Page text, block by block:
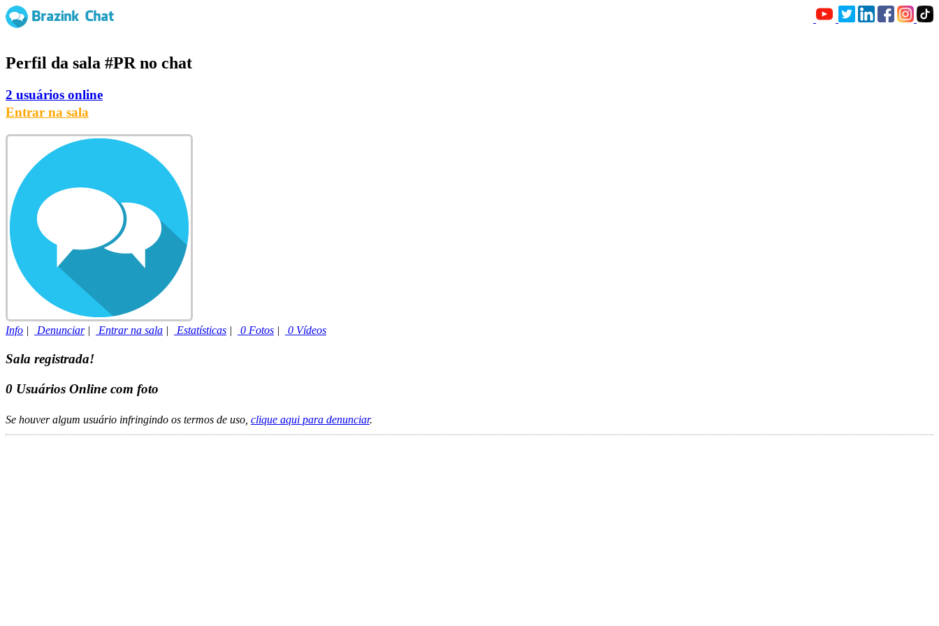
Perfil da sala #PR no chat
2 usuários online
Entrar na sala
Info | Denunciar| Entrar na sala | Estatísticas | 0 Fotos | 0 Vídeos
Sala registrada!
0 Usuários Online com foto
Se houver algum usuário infringindo os termos de uso, clique aqui para denunciar.